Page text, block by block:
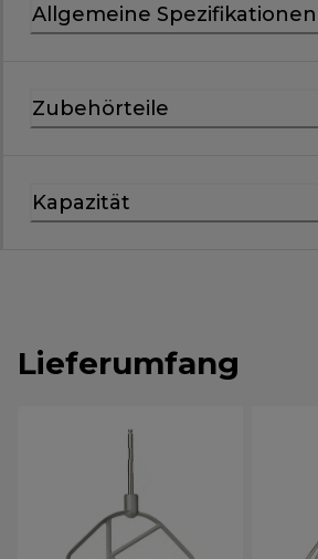
Allgemeine Spezifikationen
Zubehörteile
Kapazität
Lieferumfang